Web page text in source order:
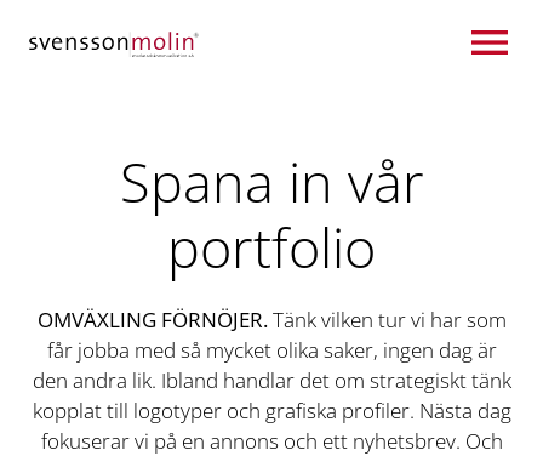
Spana in vår
portfolio
OMVÄXLING FÖRNÖJER.Tänk vilken tur vi har som
får jobba med så mycket olika saker, ingen dag är
den andra lik. Ibland handlar det om strategiskt tänk
kopplat till logotyper och grafiska profiler. Nästa dag
fokuserar vi på en annons och ett nyhetsbrev. Och